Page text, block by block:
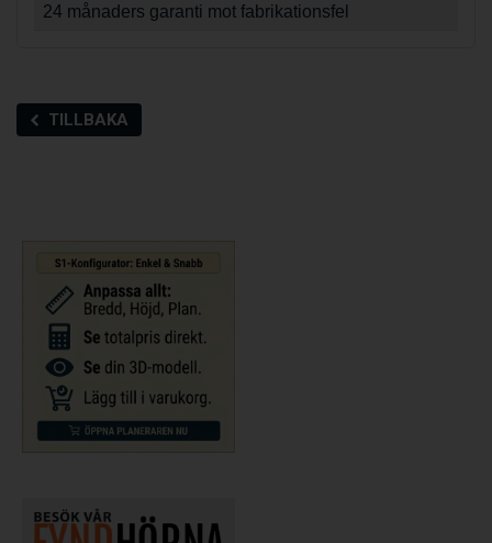
24 månaders garanti mot fabrikationsfel
TILLBAKA